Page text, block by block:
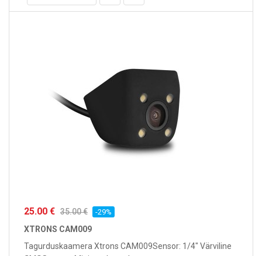
25.00 € 35.00 € -29%
XTRONS CAM009
Tagurduskaamera Xtrons CAM009Sensor: 1/4" Värviline